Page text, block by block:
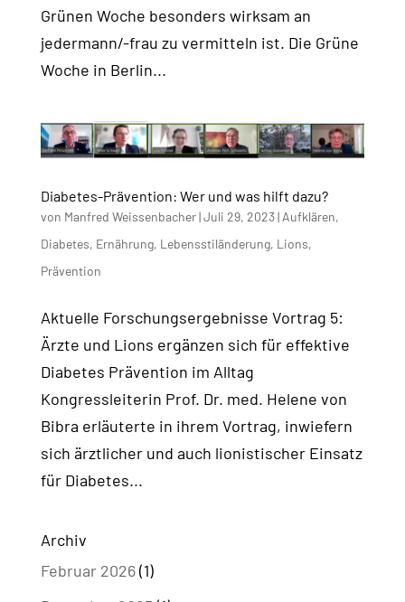
Grünen Woche besonders wirksam an
jedermann/-frau zu vermitteln ist. Die Grüne
Woche in Berlin...
Diabetes-Prävention: Wer und was hilft dazu?
von Manfred Weissenbacher|Juli 29, 2023| Aufklären,
Diabetes, Ernährung, Lebensstiländerung, Lions,
Prävention
Aktuelle Forschungsergebnisse Vortrag 5:
Ärzte und Lions ergänzen sich für effektive
Diabetes Prävention im Alltag
Kongressleiterin Prof. Dr. med. Helene von
Bibra erläuterte in ihrem Vortrag, inwiefern
sich ärztlicher und auch lionistischer Einsatz
für Diabetes...
Archiv
Februar 2026(1)